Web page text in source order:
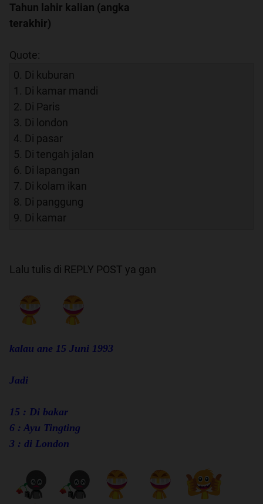
Tahun lahir kalian (angka
terakhir)
Quote:
0. Di kuburan
1. Di kamar mandi
2. Di Paris
3. Di london
4. Di pasar
5. Di tengah jalan
6. Di lapangan
7. Di kolam ikan
8. Di panggung
9. Di kamar
Lalu tulis di REPLY POST ya gan
kalau ane 15 Juni 1993
Jadi
15 : Di bakar
6 : Ayu Tingting
3 : di London